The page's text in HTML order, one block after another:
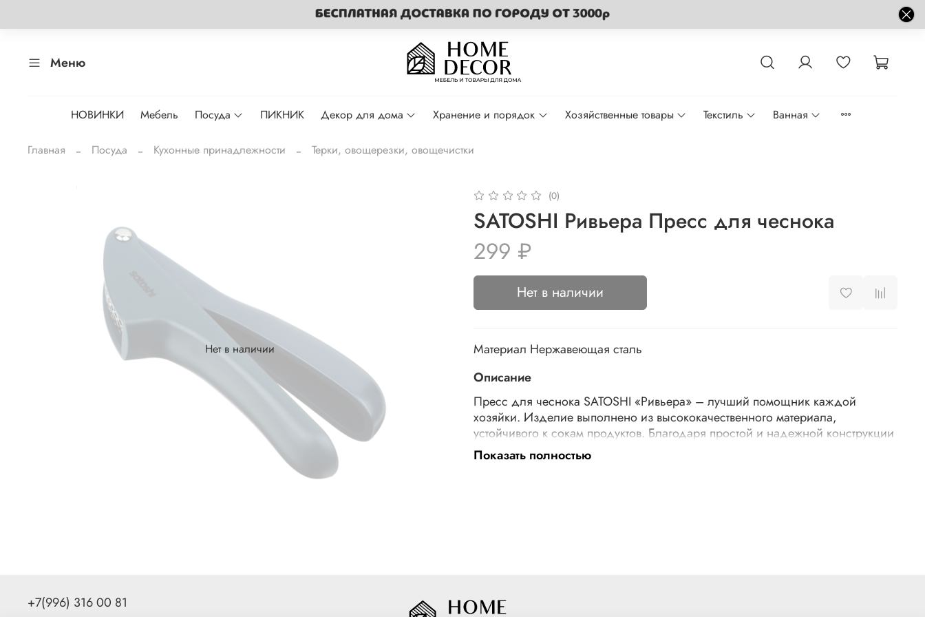
Меню
НОВИНКИ Мебель Посуда ПИКНИК Декор для дома Хранение и порядок Хозяйственные товары Текстиль Ванная
Главная Посуда Кухонные принадлежности Терки, овощерезки, овощечистки
Нет в наличии
(0)
SATOSHI Ривьера Пресс для чеснока
299 ₽
Нет в наличии
Материал Нержавеющая сталь
Описание
Пресс для чеснока SATOSHI «Ривьера» – лучший помощник каждой
хозяйки. Изделие выполнено из высококачественного материала,
устойчивого к сокам продуктов. Благодаря простой и надежной конструкции
прибор позволяет без особых усилий измельчить дольки чеснока без
остатка. После использования отверстия легко прочищаются.
Показать полностью
+7(996) 316 00 81